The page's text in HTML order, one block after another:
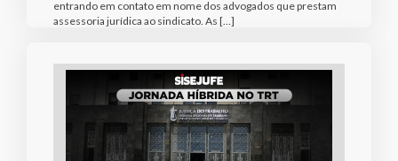
entrando em contato em nome dos advogados que prestam
assessoria jurídica ao sindicato. As […]